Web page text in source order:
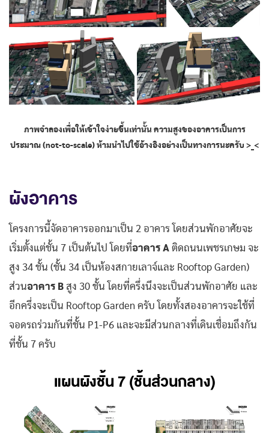
ภาพจำลองเพื่อให้เข้าใจง่ายขึ้นเท่านั้น ความสูงของอาคารเป็นการ
ประมาณ (not-to-scale) ห้ามนำไปใช้อ้างอิงอย่างเป็นทางการนะครับ >_<
ผังอาคาร
โครงการนี้จัดอาคารออกมาเป็น 2 อาคาร โดยส่วนพักอาศัยจะ
เริ่มตั้งแต่ชั้น 7 เป็นต้นไป โดยที่อาคาร A ติดถนนเพชรเกษม จะ
สูง 34 ชั้น (ชั้น 34 เป็นห้องสกายเลาจ์และ Rooftop Garden)
ส่วนอาคาร B สูง 30 ชั้น โดยที่ครึ่งนึงจะเป็นส่วนพักอาศัย และ
อีกครึ่งจะเป็น Rooftop Garden ครับ โดยทั้งสองอาคารจะใช้ที่
จอดรถร่วมกันที่ชั้น P1-P6 และจะมีส่วนกลางที่เดินเชื่อมถึงกัน
ที่ชั้น 7 ครับ
แผนผังชั้น 7 (ชั้นส่วนกลาง)